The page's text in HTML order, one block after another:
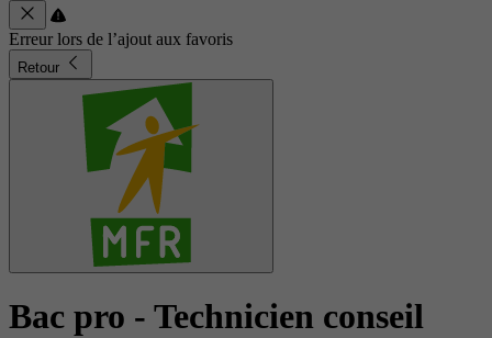
Erreur lors de l’ajout aux favoris
Retour
Bac pro - Technicien conseil